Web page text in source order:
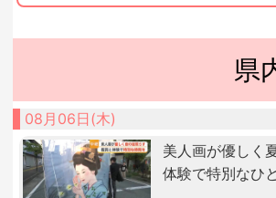
県
08月06日(木)
美人画が優しく
体験で特別なひ